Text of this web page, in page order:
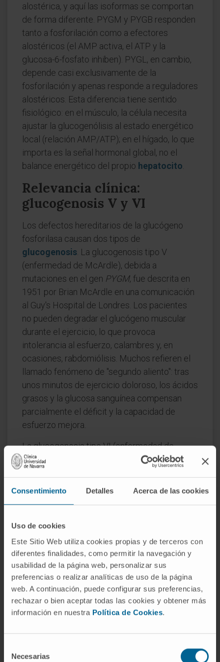
Consentimiento Detalles Acerca de las cookies
Uso de cookies
Este Sitio Web utiliza cookies propias y de terceros con
diferentes finalidades, como permitir la navegación y
usabilidad de la página web, personalizar sus
preferencias o realizar analíticas de uso de la página
web. A continuación, puede configurar sus preferencias,
rechazar o bien aceptar todas las cookies y obtener más
información en nuestra Política de Cookies.
Necesarias
alostérica, y aquí las isoformas se comportan
de forma diferente. PYGM y PYGB responden
tanto a fosforilación como a efectores
alostéricos (el AMP activa, el ATP y la
glucosa-6-fosfato inhiben). PYGL, en cambio,
depende casi exclusivamente de la
fosforilación y apenas responde a reguladores
alostéricos. Esta diferencia tiene sentido
fisiológico: en el músculo, la célula necesita
ajustar la glucogenólisis al estado energético
local (relación AMP/ATP); en el hígado, lo que
importa es la señal hormonal global, no el
balance energético del propio hepatocito
Relevancia clínica:
glucogenosis V y VI
Los defectos hereditarios de la glucógeno
fosforilasa causan dos tipos de
glucogenosis . La glucogenosis tipo V
(enfermedad de McArdle), debida a
mutaciones en el gen PYGM, fue descrita en
1951 por Brian McArdle en una comunicación
al Guy's Hospital de Londres. Los pacientes
no pueden degradar el glucógeno muscular
durante el ejercicio, lo que provoca
intolerancia al esfuerzo, calambres y, en
ocasiones, rabdomiólisis. Muchos refieren el
llamado fenómeno de "segundo aliento": tras
unos minutos de ejercicio doloroso, los ácidos
grasos y la glucosa sanguínea compensan
parcialmente el déficit y la capacidad de
esfuerzo mejora.
La glucogenosis tipo VI (enfermedad de
Hers), causada por mutaciones enPYGL,
en 1959 por Henri-Géry Hers. El cuadro suele
leve en ayunas y retraso del crecimiento en la
infancia, con tendencia a mejorar con la edad.
Preguntas frecuentes
¿Por qué la fosforilasa necesita
vitamina B₆?
El piridoxal fosfato, forma activa de la vitamina
protones en la reacción de fosforólisis del